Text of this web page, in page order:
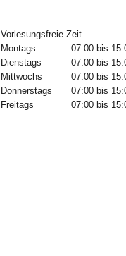
Vorlesungsfreie Zeit
Montags
07:00 bis
Dienstags
07:00 bis
Mittwochs
07:00 bis
Donnerstags
07:00 bis
Freitags
07:00 bis